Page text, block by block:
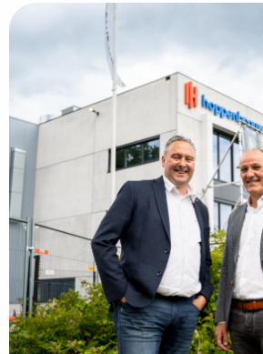
Bekijk
Nieuw
Hoppenbrouwers
Breda
opgeleverd